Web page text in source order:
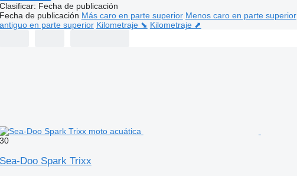
Clasificar: Fecha de publicación
Fecha de publicación Más caro en parte superior Menos caro en parte superior
antiguo en parte superior Kilometraje ⬊ Kilometraje ⬈
30
Sea-Doo Spark Trixx